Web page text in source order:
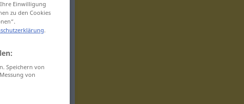
Einwilligung
zu den Cookies
.
Speichern von
von